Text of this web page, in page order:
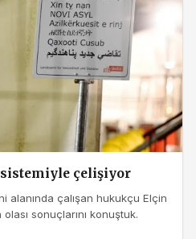
çelişiyor
alanında çalışan hukukçu Elçin
sonuçlarını konuştuk.